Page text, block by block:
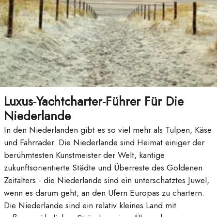
Luxus-Yachtcharter-Führer Für Die
Niederlande
In den Niederlanden gibt es so viel mehr als Tulpen, Käse
und Fahrräder. Die Niederlande sind Heimat einiger der
berühmtesten Kunstmeister der Welt, kantige
zukunftsorientierte Städte und Überreste des Goldenen
Zeitalters - die Niederlande sind ein unterschätztes Juwel,
wenn es darum geht, an den Ufern Europas zu chartern.
Die Niederlande sind ein relativ kleines Land mit